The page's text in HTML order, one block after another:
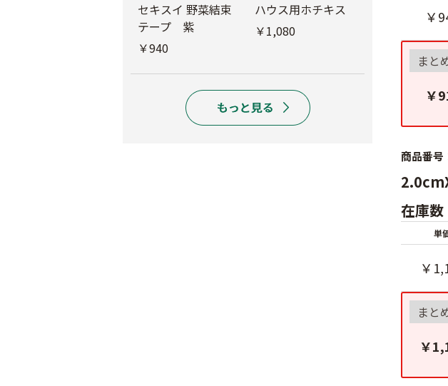
セキスイ 野菜結束
テープ 紫
￥940
ハウス用ホチキス
￥1,080
セキスイ バ
￥2,980
￥
まと
￥
商品番
在庫
単
￥
まと
￥